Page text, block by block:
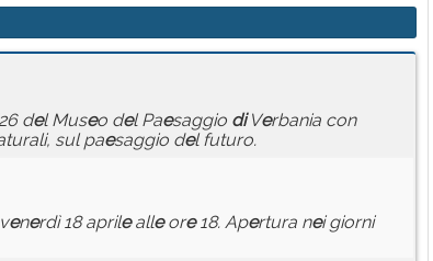
del Museo del Paesaggio diVerbania con
sul paesaggio del futuro.
enerdì 18 aprilealleore18. Apertura nei giorni